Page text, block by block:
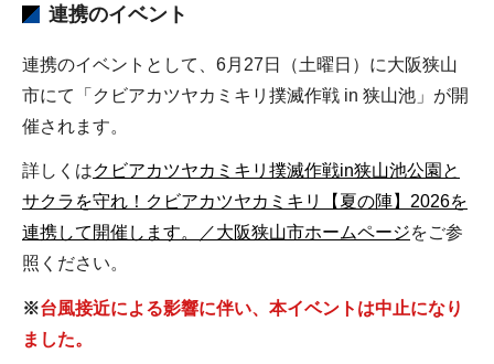
連携のイベント
連携のイベントとして、6月27日（土曜日）に大阪狭山
市にて「クビアカツヤカミキリ撲滅作戦 in 狭山池」が開
催されます。
詳しくはクビアカツヤカミキリ撲滅作戦in狭山池公園と
サクラを守れ！クビアカツヤカミキリ【夏の陣】2026を
連携して開催します。／大阪狭山市ホームページをご参
照ください。
※台風接近による影響に伴い、本イベントは中止になり
ました。